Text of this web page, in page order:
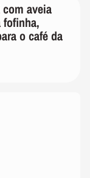
com aveia
fofinha,
o café da